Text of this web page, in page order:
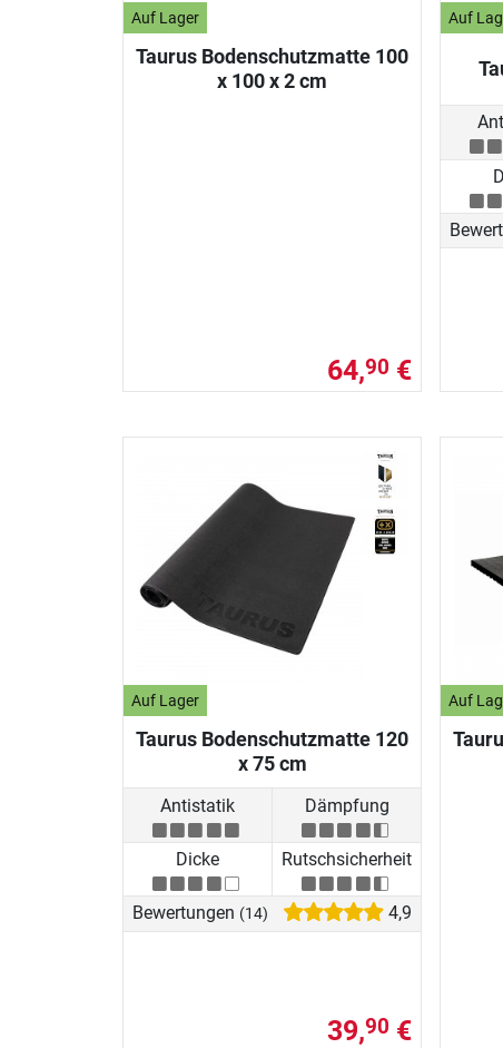
Auf Lager
Taurus Bodenschutzmatte 100
x 100 x 2 cm
64,90 €
Auf
Auf Lager
Taurus Bodenschutzmatte 120
x 75 cm
Antistatik Dämpfung
Dicke Rutschsicherheit
Bewertungen (14) 4,9
39,90 €
Auf